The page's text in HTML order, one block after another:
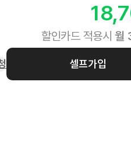
할인카드 적용시 월
셀프가입